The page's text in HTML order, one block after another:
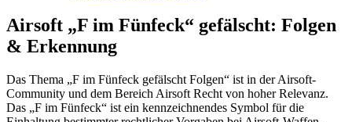
Airsoft „F im Fünfeck“ gefälscht: Folgen
& Erkennung
Das Thema „F im Fünfeck gefälscht Folgen“ ist in der Airsoft-
Community und dem Bereich Airsoft Recht von hoher Relevanz.
Das „F im Fünfeck“ ist ein kennzeichnendes Symbol für die